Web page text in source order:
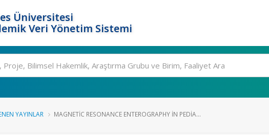
Üniversitesi
Veri Yönetim Sistemi
YAYINLAR MAGNETIC RESONANCE ENTEROGRAPHY IN PEDIA...